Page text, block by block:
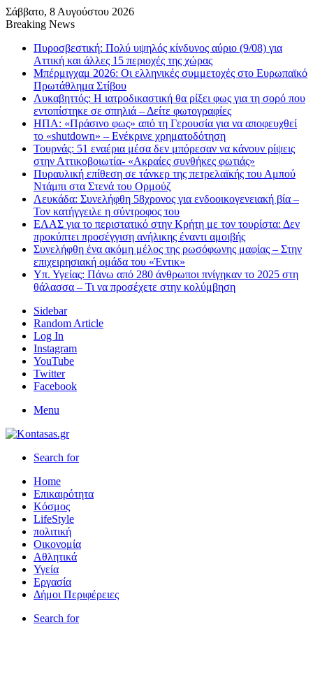
Σάββατο, 8 Αυγούστου 2026
Breaking News
Πυροσβεστική: Πολύ υψηλός κίνδυνος αύριο (9/08) για
Αττική και άλλες 15 περιοχές της χώρας
Μπέρμιγχαμ 2026: Οι ελληνικές συμμετοχές στο Ευρωπαϊκό
Πρωτάθλημα Στίβου
Λυκαβηττός: Η ιατροδικαστική θα ρίξει φως για τη σορό που
εντοπίστηκε σε σπηλιά – Δείτε φωτογραφίες
ΗΠΑ: «Πράσινο φως» από τη Γερουσία για να αποφευχθεί
το «shutdown» – Ενέκρινε χρηματοδότηση
Τουρνάς: 51 εναέρια μέσα δεν μπόρεσαν να κάνουν ρίψεις
στην Αττικοβοιωτία- «Ακραίες συνθήκες φωτιάς»
Πυραυλική επίθεση σε τάνκερ της πετρελαϊκής του Αμπού
Ντάμπι στα Στενά του Ορμούζ
Λευκάδα: Συνελήφθη 58χρονος για ενδοοικογενειακή βία –
Τον κατήγγειλε η σύντροφος του
ΕΛΑΣ για το περιστατικό στην Κρήτη με τον τουρίστα: Δεν
προκύπτει προσέγγιση ανήλικης έναντι αμοιβής
Συνελήφθη ένα ακόμη μέλος της ρωσόφωνης μαφίας – Στην
επιχειρησιακή ομάδα του «Έντικ»
Υπ. Υγείας: Πάνω από 280 άνθρωποι πνίγηκαν το 2025 στη
θάλασσα – Τι να προσέχετε στην κολύμβηση
Sidebar
Random Article
Log In
Instagram
YouTube
Twitter
Facebook
Menu
Search for
Home
Επικαιρότητα
Κόσμος
LifeStyle
πολιτική
Οικονομία
Αθλητικά
Υγεία
Εργασία
Δήμοι Περιφέρειες
Search for